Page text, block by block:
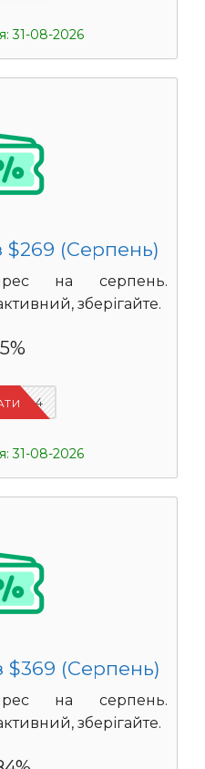
31-08-2026
(Серпень)
на серпень.
зберігайте.
31-08-2026
(Серпень)
на серпень.
зберігайте.